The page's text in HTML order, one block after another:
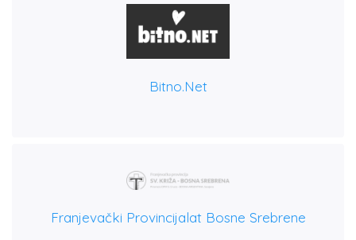
Bitno.net
Franjevački Provincijalat Bosne Srebrene